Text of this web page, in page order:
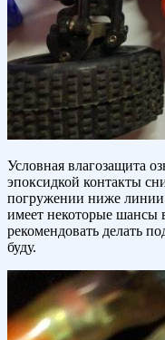
Условная влагозащита
эпоксидкой контакты
погружении ниже линии
имеет некоторые шансы
рекомендовать делать
буду.